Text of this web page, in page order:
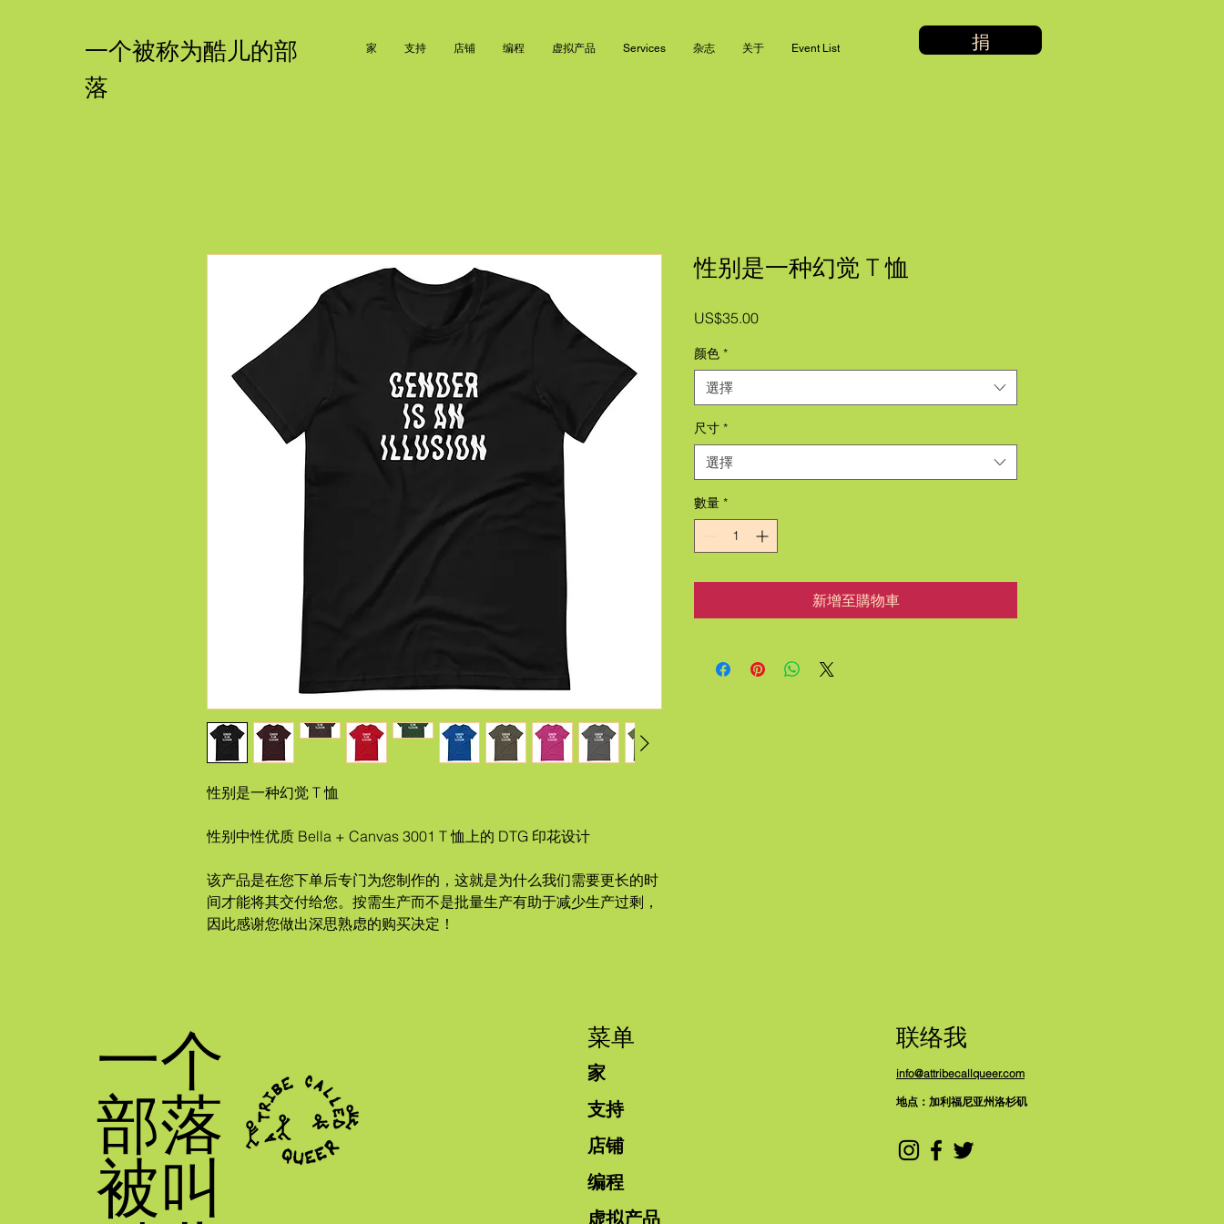
一个被称为酷儿的部
落
家 支持 店铺 编程 虚拟产品 Services 杂志 关于 Event List 捐
性别是一种幻觉 T 恤
性别中性优质 Bella + Canvas 3001 T 恤上的 DTG 印花设计
该产品是在您下单后专门为您制作的，这就是为什么我们需要更长的时
间才能将其交付给您。按需生产而不是批量生产有助于减少生产过剩，
因此感谢您做出深思熟虑的购买决定！
性别是一种幻觉 T 恤
US$35.00價
颜色 *
選擇
尺寸 *
選擇
數量 *
新增至購物車
一个
部落
被叫
菜单
家
支持
店铺
编程
虚拟产品
联络我
info@attribecallqueer.com
地点：加利福尼亚州洛杉矶